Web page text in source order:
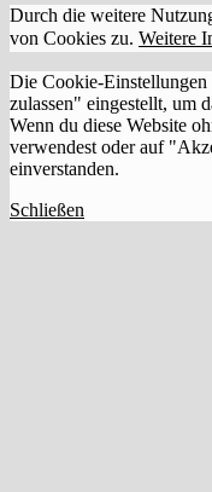
Durch die weitere
von Cookies zu. Weitere
Die Cookie-Einstellungen
zulassen" eingestellt, um
Wenn du diese Website
verwendest oder auf
einverstanden.
Schließen